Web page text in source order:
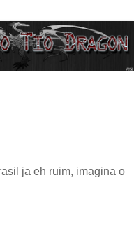
ja eh ruim, imagina o